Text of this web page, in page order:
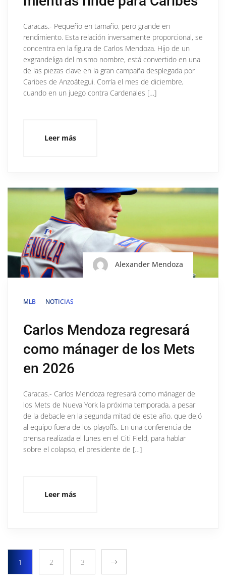
Caracas.- Pequeño en tamaño, pero grande en
rendimiento. Esta relación inversamente proporcional, se
concentra en la figura de Carlos Mendoza. Hijo de un
exgrandeliga del mismo nombre, está convertido en una
de las piezas clave en la gran campaña desplegada por
Caribes de Anzoátegui. Corría el mes de diciembre,
cuando en un juego contra Cardenales […]
Leer más
Alexander Mendoza
MLB NOTICIAS
Carlos Mendoza regresará
como mánager de los Mets
en 2026
Caracas.- Carlos Mendoza regresará como mánager de
los Mets de Nueva York la próxima temporada, a pesar
de la debacle en la segunda mitad de este año, que dejó
al equipo fuera de los playoffs. En una conferencia de
prensa realizada el lunes en el Citi Field, para hablar
sobre el colapso, el presidente de […]
Leer más
1 2 3